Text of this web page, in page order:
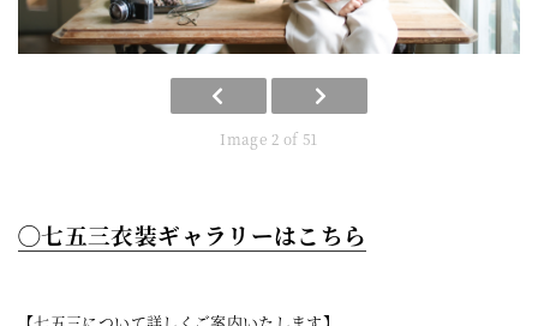
Image 2 of 51
◯七五三衣装ギャラリーはこちら